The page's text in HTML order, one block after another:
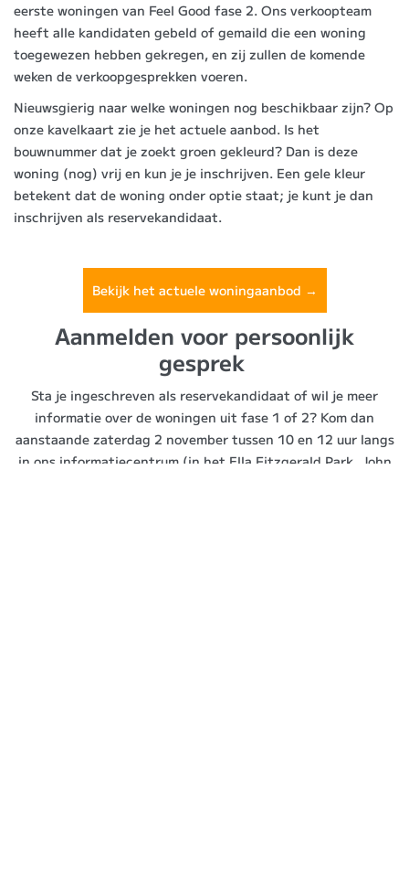
eerste woningen van Feel Good fase 2. Ons verkoopteam
heeft alle kandidaten gebeld of gemaild die een woning
toegewezen hebben gekregen, en zij zullen de komende
weken de verkoopgesprekken voeren.
Nieuwsgierig naar welke woningen nog beschikbaar zijn? Op
onze kavelkaart zie je het actuele aanbod. Is het
bouwnummer dat je zoekt groen gekleurd? Dan is deze
woning (nog) vrij en kun je je inschrijven. Een gele kleur
betekent dat de woning onder optie staat; je kunt je dan
inschrijven als reservekandidaat.
Bekijk het actuele woningaanbod →
Aanmelden voor persoonlijk
gesprek
Sta je ingeschreven als reservekandidaat of wil je meer
informatie over de woningen uit fase 1 of 2? Kom dan
aanstaande zaterdag 2 november tussen 10 en 12 uur langs
in ons informatiecentrum (in het Ella Fitzgerald Park, John